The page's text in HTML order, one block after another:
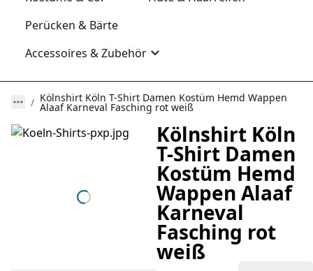
Perücken & Bärte
Accessoires & Zubehör
Kölnshirt Köln T-Shirt Damen Kostüm Hemd Wappen
Alaaf Karneval Fasching rot weiß
Kölnshirt Köln
T-Shirt Damen
Kostüm Hemd
Wappen Alaaf
Karneval
Fasching rot
weiß